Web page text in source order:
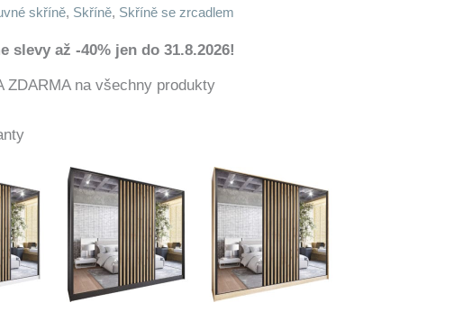
skříně, Skříně, Skříně se zrcadlem
slevy až -40% jen do 31.8.2026!
ZDARMA na všechny produkty